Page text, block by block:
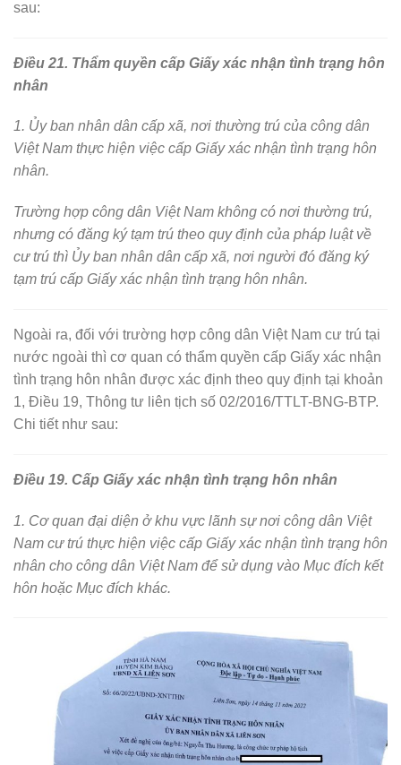
sau:
Điều 21. Thẩm quyền cấp Giấy xác nhận tình trạng hôn
nhân
1. Ủy ban nhân dân cấp xã, nơi thường trú của công dân
Việt Nam thực hiện việc cấp Giấy xác nhận tình trạng hôn
nhân.
Trường hợp công dân Việt Nam không có nơi thường trú,
nhưng có đăng ký tạm trú theo quy định của pháp luật về
cư trú thì Ủy ban nhân dân cấp xã, nơi người đó đăng ký
tạm trú cấp Giấy xác nhận tình trạng hôn nhân.
Ngoài ra, đối với trường hợp công dân Việt Nam cư trú tại
nước ngoài thì cơ quan có thẩm quyền cấp Giấy xác nhận
tình trạng hôn nhân được xác định theo quy định tại khoản
1, Điều 19, Thông tư liên tịch số 02/2016/TTLT-BNG-BTP.
Chi tiết như sau:
Điều 19. Cấp Giấy xác nhận tình trạng hôn nhân
1. Cơ quan đại diện ở khu vực lãnh sự nơi công dân Việt
Nam cư trú thực hiện việc cấp Giấy xác nhận tình trạng hôn
nhân cho công dân Việt Nam để sử dụng vào Mục đích kết
hôn hoặc Mục đích khác.